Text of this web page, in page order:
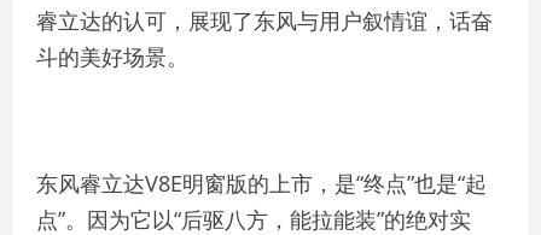
睿立达的认可，展现了东风与用户叙情谊，话奋
斗的美好场景。
东风睿立达V8E明窗版的上市，是“终点”也是“起
点”。因为它以“后驱八方，能拉能装”的绝对实